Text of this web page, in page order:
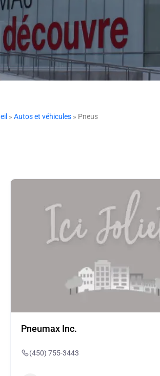
» Autos et véhicules » Pneus
Pneumax Inc.
(450) 755-3443